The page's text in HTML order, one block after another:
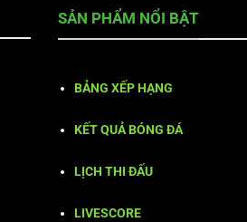
SẢN PHẨM NỔI BẬT
BẢNG XẾP HẠNG
KẾT QUẢ BÓNG ĐÁ
LỊCH THI ĐẤU
LIVESCORE